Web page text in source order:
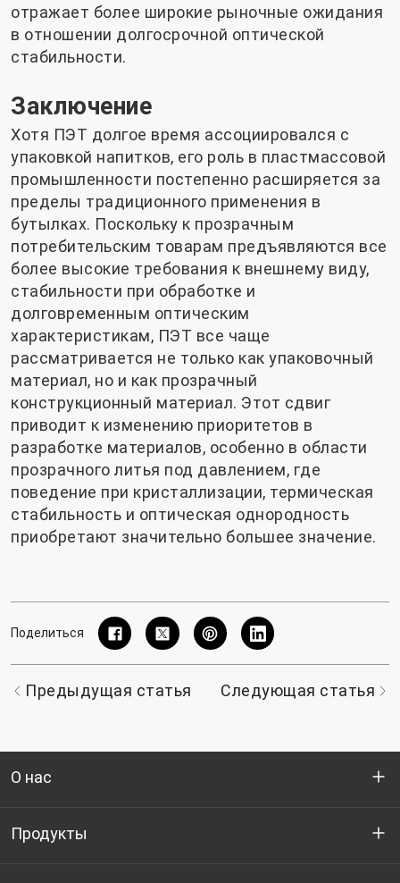
отражает более широкие рыночные ожидания
в отношении долгосрочной оптической
стабильности.
Заключение
Хотя ПЭТ долгое время ассоциировался с
упаковкой напитков, его роль в пластмассовой
промышленности постепенно расширяется за
пределы традиционного применения в
бутылках. Поскольку к прозрачным
потребительским товарам предъявляются все
более высокие требования к внешнему виду,
стабильности при обработке и
долговременным оптическим
характеристикам, ПЭТ все чаще
рассматривается не только как упаковочный
материал, но и как прозрачный
конструкционный материал. Этот сдвиг
приводит к изменению приоритетов в
разработке материалов, особенно в области
прозрачного литья под давлением, где
поведение при кристаллизации, термическая
стабильность и оптическая однородность
приобретают значительно большее значение.
Поделиться
Предыдущая статья Следующая статья
О нас
Кто мы
Продукты